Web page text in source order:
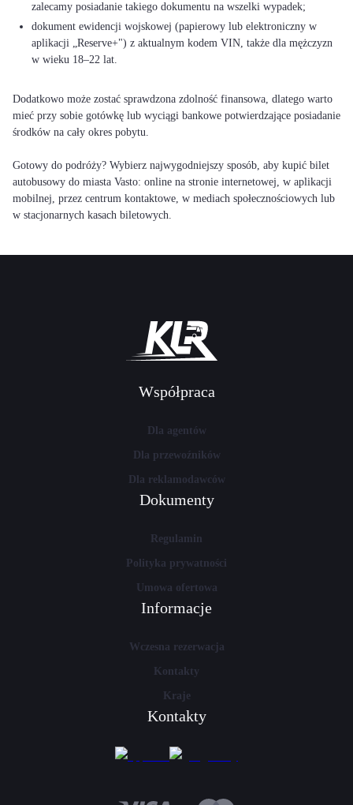
zalecamy posiadanie takiego dokumentu na wszelki wypadek;
dokument ewidencji wojskowej (papierowy lub elektroniczny w
aplikacji „Reserve+") z aktualnym kodem VIN, także dla mężczyzn
w wieku 18–22 lat.
Dodatkowo może zostać sprawdzona zdolność finansowa, dlatego warto
mieć przy sobie gotówkę lub wyciągi bankowe potwierdzające posiadanie
środków na cały okres pobytu.
Gotowy do podróży? Wybierz najwygodniejszy sposób, aby kupić bilet
autobusowy do miasta Vasto: online na stronie internetowej, w aplikacji
mobilnej, przez centrum kontaktowe, w mediach społecznościowych lub
w stacjonarnych kasach biletowych.
Współpraca
Dla agentów
Dla przewoźników
Dla reklamodawców
Dokumenty
Regulamin
Polityka prywatności
Umowa ofertowa
Informacje
Wczesna rezerwacja
Kontakty
Kraje
Kontakty